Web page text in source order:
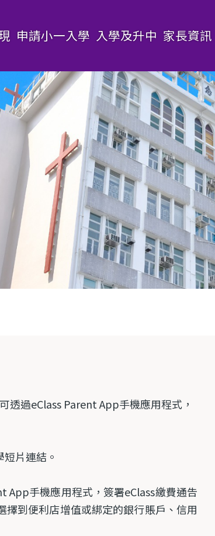
申請小一入學 入學及升中 家長資訊
透過eClass Parent App手機應用程式，
片連結。
App手機應用程式，簽署eClass繳費通告
擇到便利店增值或綁定的銀行賬戶、 信用